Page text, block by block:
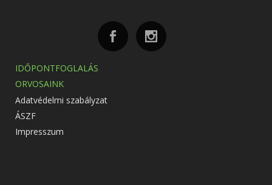
IDŐPONTFOGLALÁS
ORVOSAINK
Adatvédelmi szabályzat
ÁSZF
Impresszum